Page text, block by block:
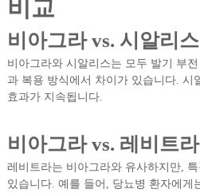
비교
비아그라 vs. 시알리스
비아그라와 시알리스는 모두 발기 부
과 복용 방식에서 차이가 있습니다. 시
효과가 지속됩니다.
비아그라 vs. 레비트라
레비트라는 비아그라와 유사하지만,
있습니다. 예를 들어, 당뇨병 환자에게